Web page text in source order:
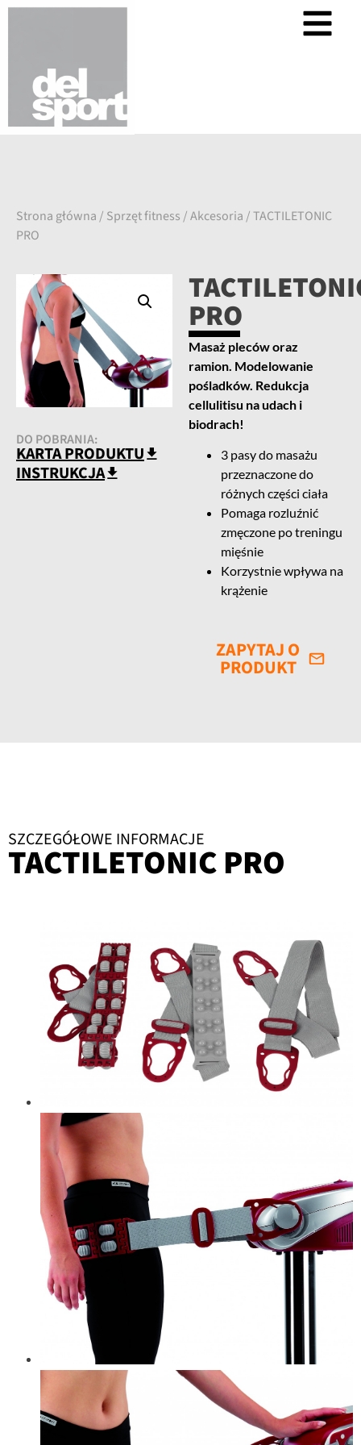
Strona główna / Sprzęt fitness /Akcesoria / TACTILETONIC
PRO
DO POBRANIA:
KARTA PRODUKTU
INSTRUKCJA
PRO
Masaż pleców oraz
ramion. Modelowanie
pośladków. Redukcja
cellulitisu na udach i
biodrach!
3 pasy do masażu
przeznaczone do
różnych części ciała
Pomaga rozluźnić
zmęczone po treningu
mięśnie
Korzystnie wpływa na
krążenie
ZAPYTAJ O
PRODUKT
SZCZEGÓŁOWE INFORMACJE
TACTILETONIC PRO